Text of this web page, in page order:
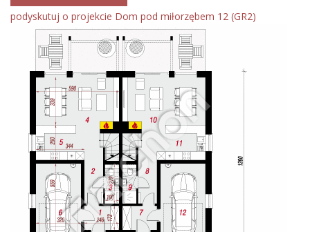
podyskutuj o projekcie Dom pod miłorzębem 12 (GR2)